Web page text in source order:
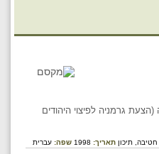
מגרמניה (הצעת גרמניה לפיצוי היהודים
חטיבה, תיכון תאריך: 1998 שפה: עברית